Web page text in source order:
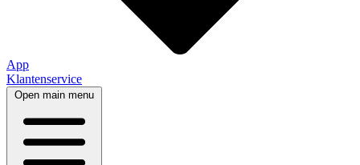
App
Klantenservice
Open main menu